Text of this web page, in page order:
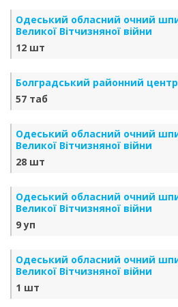
Одеський обласний очний
Великої Вітчизняної війни
12 шт
Болградський районний
57 таб
Одеський обласний очний
Великої Вітчизняної війни
28 шт
Одеський обласний очний
Великої Вітчизняної війни
9 уп
Одеський обласний очний
Великої Вітчизняної війни
1 шт